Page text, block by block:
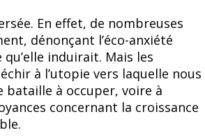
En effet, de nombreuses
dénonçant l’éco-anxiété
induirait. Mais les
à l’utopie vers laquelle nous
bataille à occuper, voire à
concernant la croissance